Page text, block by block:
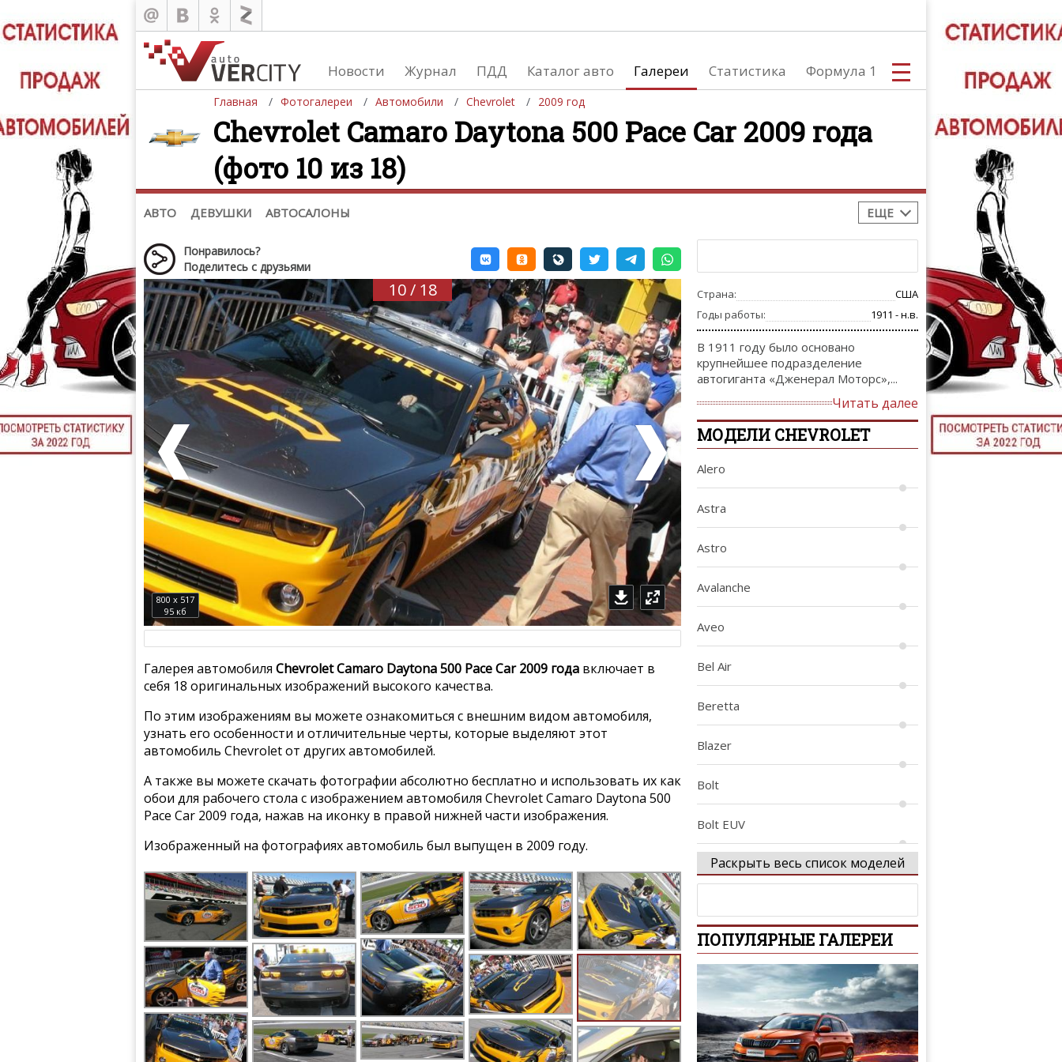
Новости Журнал ПДД Каталог авто Галереи Статистика Формула 1
ТЮНИНГ
ТЮНИНГ
Главная Фотогалереи Автомобили Chevrolet 2009 год
Chevrolet Camaro Daytona 500 Pace Car 2009 года
(фото 10 из 18)
АВТО ДЕВУШКИ АВТОСАЛОНЫ ЕЩЕ
Автомобили
Последние добавления
Список марок
(+1102)
Девушки
Девушки и автомобили
Девушки и мото
Список мировых автосалонов
Понравилось?
Поделитесь с друзьями
10 / 18
800 x 517
95 кб
Галерея автомобиля Chevrolet Camaro Daytona 500 Pace Car 2009 года включает в
себя 18 оригинальных изображений высокого качества.
По этим изображениям вы можете ознакомиться с внешним видом автомобиля,
узнать его особенности и отличительные черты, которые выделяют этот
автомобиль Chevrolet от других автомобилей.
А также вы можете скачать фотографии абсолютно бесплатно и использовать их как
обои для рабочего стола с изображением автомобиля Chevrolet Camaro Daytona 500
Pace Car 2009 года, нажав на иконку в правой нижней части изображения.
Изображенный на фотографиях автомобиль был выпущен в 2009 году.
Страна:
США
Годы работы:
1911 - н.в.
В 1911 году было основано
крупнейшее подразделение
автогиганта «Дженерал Моторс»,...
Читать далее
МОДЕЛИ CHEVROLET
Alero
Astra
Astro
Avalanche
Aveo
Bel Air
Beretta
Blazer
Bolt
Bolt EUV
C-10
Caprice
Captiva
Cavalier
Раскрыть весь список моделей
ПОПУЛЯРНЫЕ ГАЛЕРЕИ